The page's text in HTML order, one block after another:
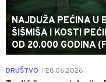
NAJDUŽA PEĆINA U
ŠIŠMIŠA I KOSTI
OD 20.000 GODINA
DRUŠTVO 28.06.2026.